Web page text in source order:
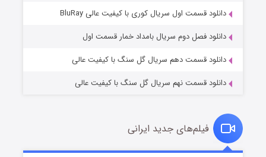
قسمت۲ (زیرنویس) منتشر شد
دانلود قسمت اول سریال کوری با کیفیت عالی BluRay
دانلود فصل دوم سریال بامداد خمار قسمت اول
دانلود قسمت دهم سریال گل سنگ با کیفیت عالی
دانلود قسمت نهم سریال گل سنگ با کیفیت عالی
فیلم‌های جدید ایرانی